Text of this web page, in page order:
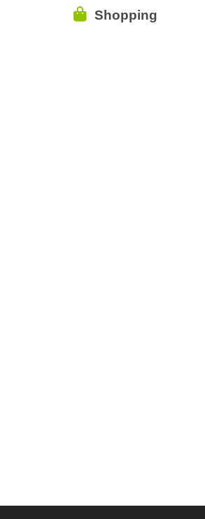
Shopping